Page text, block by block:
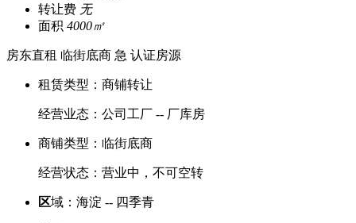
转让费 无
面积 4000㎡
房东直租 临街底商 急 认证房源
租赁类型： 商铺转让
经营业态： 公司工厂 -- 厂库房
商铺类型： 临街底商
经营状态： 营业中，不可空转
区域： 海淀 -- 四季青